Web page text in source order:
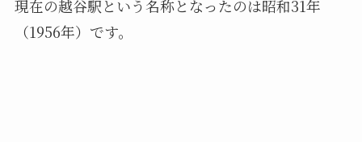
現在の越谷駅という名称となったのは昭和31年
（1956年）です。